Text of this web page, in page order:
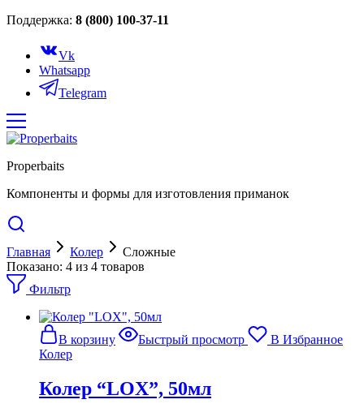
Поддержка: 8 (800) 100-37-11
Vk
Whatsapp
Telegram
Properbaits
Компоненты и формы для изготовления приманок
Главная Колер
Сложные
Показано: 4 из 4 товаров
Фильтр
В корзину Быстрый просмотр
В Избранное
Колер
Колер “LOX”, 50мл